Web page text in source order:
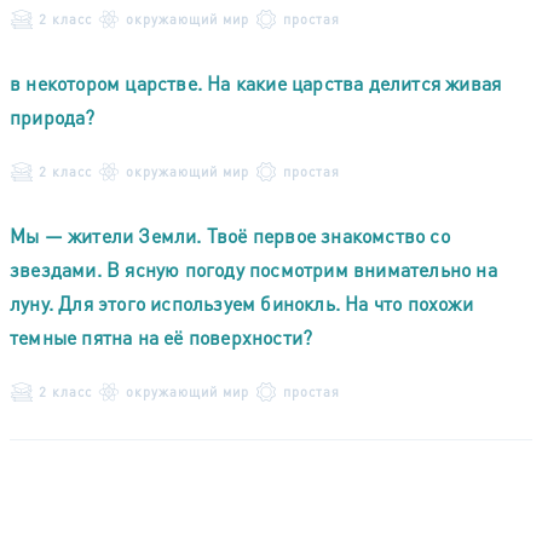
2 класс окружающий мир простая
в некотором царстве. На какие царства делится живая
природа?
2 класс окружающий мир простая
Мы — жители Земли. Твоё первое знакомство со
звездами. В ясную погоду посмотрим внимательно на
луну. Для этого используем бинокль. На что похожи
темные пятна на её поверхности?
2 класс окружающий мир простая